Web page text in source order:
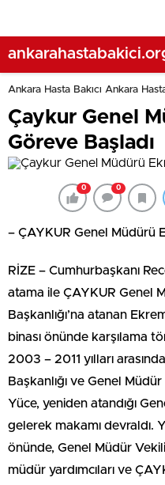
Ankara Hasta Bakıcı Ankara
Çaykur Genel
Göreve Başladı
0 0
– ÇAYKUR Genel Müdürü
RİZE – Cumhurbaşkanı
atama ile ÇAYKUR Genel
Başkanlığı’na atanan
binası önünde karşılama
2003 – 2011 yılları
Başkanlığı ve Genel
Yüce, yeniden atandığı
gelerek makamı devraldı.
önünde, Genel Müdür
müdür yardımcıları ve